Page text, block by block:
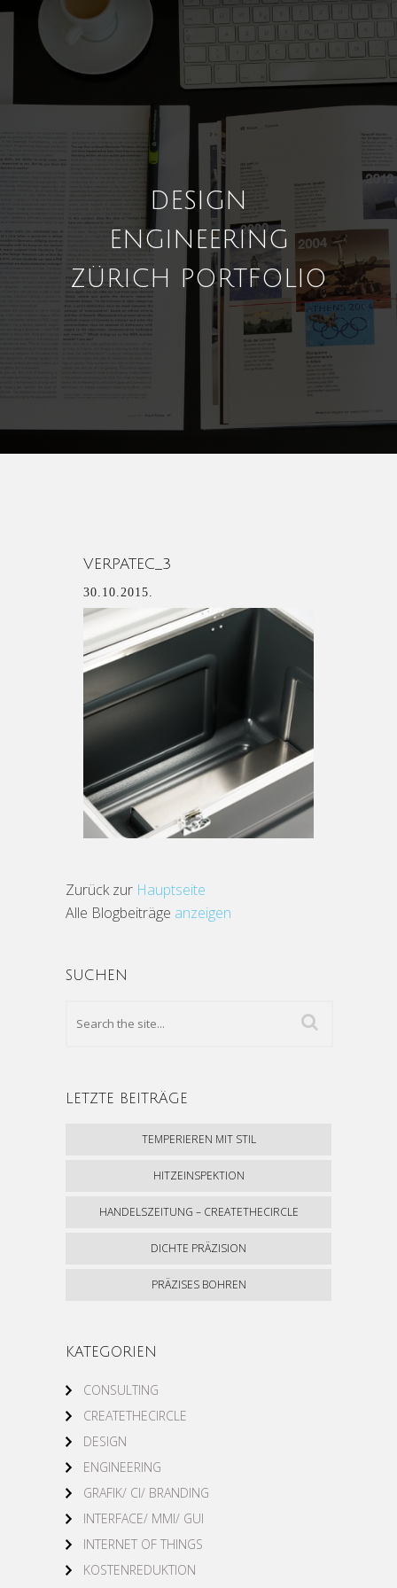
DESIGN
ENGINEERING
ZÜRICH PORTFOLIO
VERPATEC_3
30.10.2015.
Zurück zur Hauptseite
Alle Blogbeiträge anzeigen
SUCHEN
LETZTE BEITRÄGE
TEMPERIEREN MIT STIL
HITZEINSPEKTION
HANDELSZEITUNG – CREATETHECIRCLE
DICHTE PRÄZISION
PRÄZISES BOHREN
KATEGORIEN
CONSULTING
CREATETHECIRCLE
DESIGN
ENGINEERING
GRAFIK/ CI/ BRANDING
INTERFACE/ MMI/ GUI
INTERNET OF THINGS
KOSTENREDUKTION